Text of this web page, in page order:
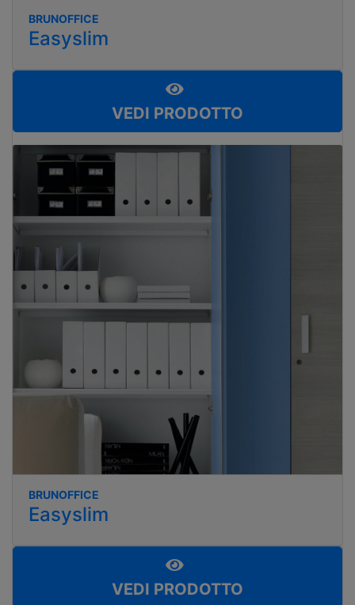
BRUNOFFICE
Easyslim
VEDI PRODOTTO
BRUNOFFICE
Easyslim
VEDI PRODOTTO